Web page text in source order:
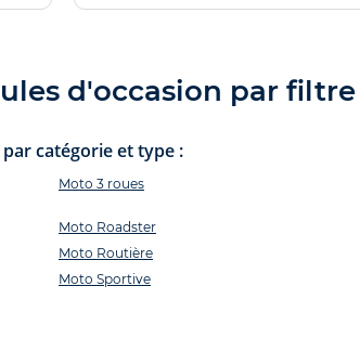
d'occasion par filtre
catégorie et type :
Moto 3 roues
Moto Roadster
Moto Routière
Moto Sportive